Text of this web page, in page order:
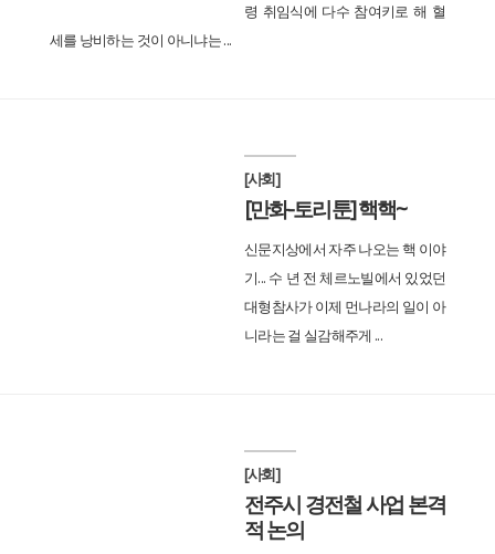
령 취임식에 다수 참여키로 해 혈
세를 낭비하는 것이 아니냐는 ...
[사회]
[만화-토리툰] 핵핵~
신문지상에서 자주 나오는 핵 이야
기... 수 년 전 체르노빌에서 있었던
대형참사가 이제 먼나라의 일이 아
니라는 걸 실감해주게 ...
[사회]
전주시 경전철 사업 본격
적 논의